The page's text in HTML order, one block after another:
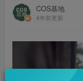
COS基地
4年前更新